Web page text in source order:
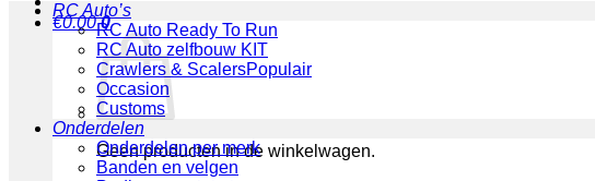
€0.00 0
Geen producten in de winkelwagen.
RC Auto’s
RC Auto Ready To Run
RC Auto zelfbouw KIT
Crawlers & Scalers
Occasion
Customs
Onderdelen
Onderdelen per merk
Banden en velgen